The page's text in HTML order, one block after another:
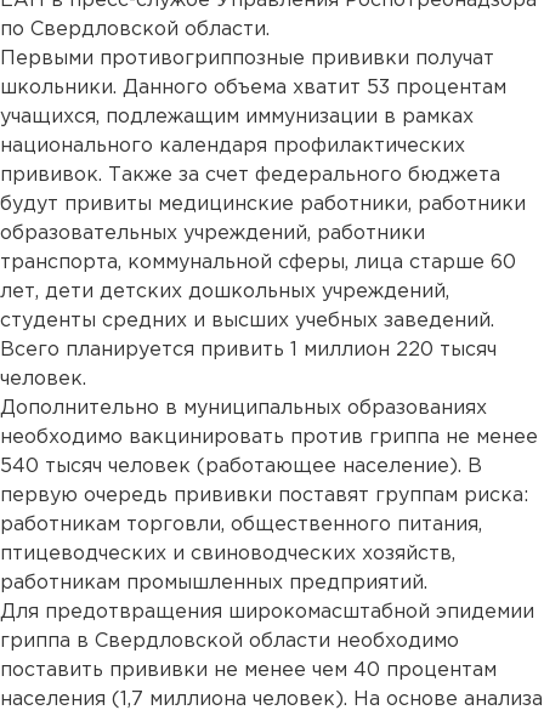
по Свердловской области.
Первыми противогриппозные прививки получат
школьники. Данного объема хватит 53 процентам
учащихся, подлежащим иммунизации в рамках
национального календаря профилактических
прививок. Также за счет федерального бюджета
будут привиты медицинские работники, работники
образовательных учреждений, работники
транспорта, коммунальной сферы, лица старше 60
лет, дети детских дошкольных учреждений,
студенты средних и высших учебных заведений.
Всего планируется привить 1 миллион 220 тысяч
человек.
Дополнительно в муниципальных образованиях
необходимо вакцинировать против гриппа не менее
540 тысяч человек (работающее население). В
первую очередь прививки поставят группам риска:
работникам торговли, общественного питания,
птицеводческих и свиноводческих хозяйств,
работникам промышленных предприятий.
Для предотвращения широкомасштабной эпидемии
гриппа в Свердловской области необходимо
поставить прививки не менее чем 40 процентам
населения (1,7 миллиона человек). На основе анализа